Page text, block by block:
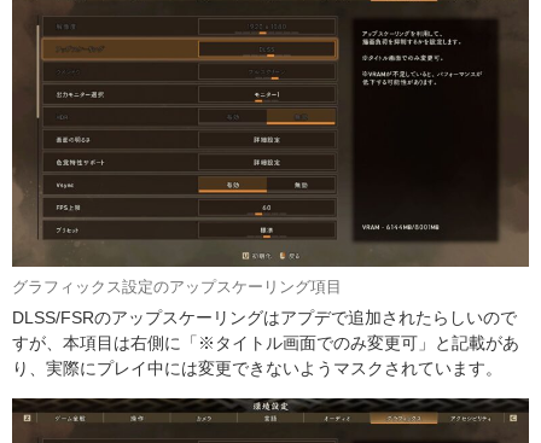
グラフィックス設定のアップスケーリング項目
DLSS/FSRのアップスケーリングはアプデで追加されたらしいので
すが、本項目は右側に「※タイトル画面でのみ変更可」と記載があ
り、実際にプレイ中には変更できないようマスクされています。